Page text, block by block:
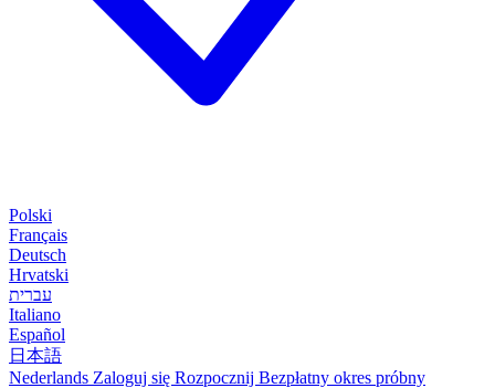
Polski
Français
Deutsch
Hrvatski
עברית
Italiano
Español
日本語
Nederlands Zaloguj się Rozpocznij Bezpłatny okres próbny